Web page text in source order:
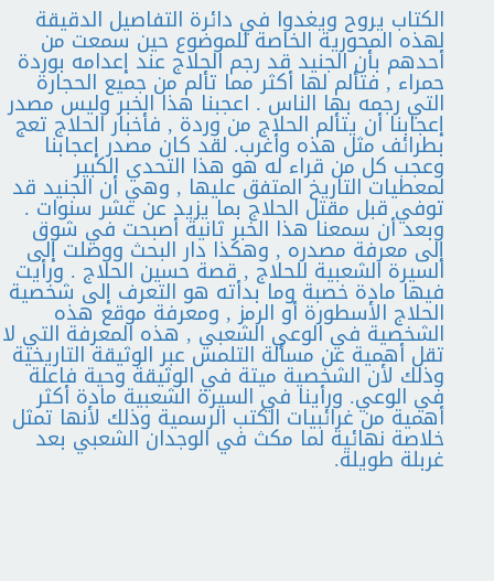
الكتاب يروح ويغدوا في دائرة التفاصيل الدقيقة
لهذه المحورية الخاصة للموضوع حين سمعت من
أحدهم بأن الجنيد قد رجم الحلاج عند إعدامه بوردة
حمراء , فتألم لها أكثر مما تألم من جميع الحجارة
التي رجمه بها الناس . اعجبنا هذا الخبر وليس مصدر
إعجابنا أن يتألم الحلاج من وردة , فأخبار الحلاج تعج
بطرائف مثل هذه وأغرب. لقد كان مصدر إعجابنا
وعجب كل من قراء له هو هذا التحدي الكبير
لمعطيات التاريخ المتفق عليها , وهي أن الجنيد قد
توفي قبل مقتل الحلاج بما يزيد عن عشر سنوات .
وبعد أن سمعنا هذا الخبر ثانية أصبحت في شوق
إلى معرفة مصدره , وهكذا دار البحث ووصلت إلى
السيرة الشعبية للحلاج , قصة حسين الحلاج . ورأيت
فيها مادة خصبة وما بدأته هو التعرف إلى شخصية
الحلاج الأسطورة أو الرمز , ومعرفة موقع هذه
الشخصية في الوعي الشعبي , هذه المعرفة التي لا
تقل أهمية عن مسألة التلمس عبر الوثيقة التاريخية
وذلك لأن الشخصية ميتة في الوثيقة وحية فاعلة
في الوعي. ورأينا في السيرة الشعبية مادة أكثر
أهمية من غرائبيات الكتب الرسمية وذلك لأنها تمثل
خلاصة نهائية لما مكث في الوجدان الشعبي بعد
غربلة طويلة.